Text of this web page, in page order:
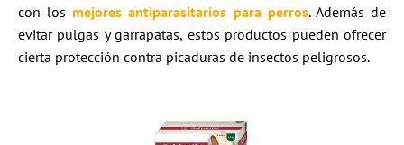
con losmejores antiparasitarios para perros. Además de
evitar pulgas y garrapatas, estos productos pueden ofrecer
cierta protección contra picaduras de insectos peligrosos.